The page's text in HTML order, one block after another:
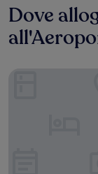
Dove